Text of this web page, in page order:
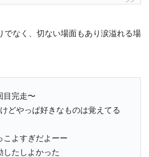
でなく、切ない場面もあり涙溢れる場
目完走〜
どやっぱ好きなものは覚えてる
こよすぎだよーー
したしよかった